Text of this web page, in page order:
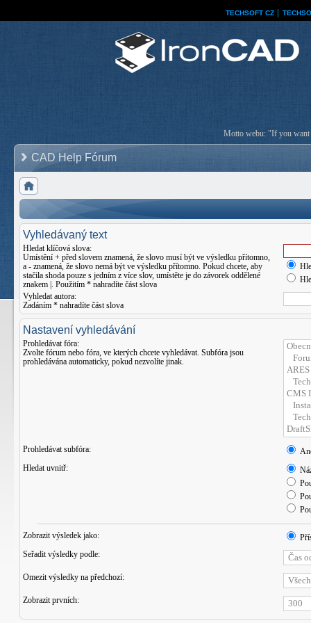
TECHSOFT CZ
Motto webu: "If you want
CAD Help Fórum
Vyhledávaný text
Hledat klíčová slova:
Umístění + před slovem znamená, že slovo musí být ve výsledku přítomno,
a - znamená, že slovo nemá být ve výsledku přítomno. Pokud chcete, aby
stačila shoda pouze s jedním z více slov, umístěte je do závorek oddělené
znakem . Použitím * nahradíte část slova
Vyhledat autora:
Zadáním * nahradíte část slova
Nastavení vyhledávání
Prohledávat fóra:
Zvolte fórum nebo fóra, ve kterých chcete vyhledávat. Subfóra jsou
prohledávána automaticky, pokud nezvolíte jinak.
Prohledávat subfóra:
Hledat uvnitř:
Zobrazit výsledek jako:
Seřadit výsledky podle:
Omezit výsledky na předchozí:
Zobrazit prvních: